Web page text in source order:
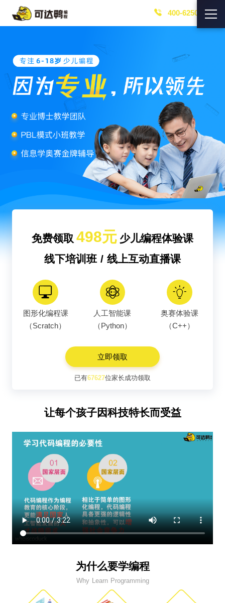
400-6250-219
免费领取 498元 少儿编程体验课
线下培训班 / 线上互动直播课
图形化编程课
（Scratch）
人工智能课
（Python）
奥赛体验课
（C++）
立即领取
已有67627位家长成功领取
让每个孩子因科技特长而受益
为什么要学编程
Why Learn Programming